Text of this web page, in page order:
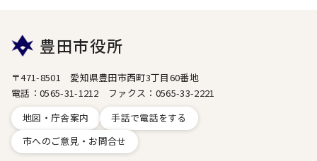
豊田市役所
〒471-8501 愛知県豊田市西町3丁目60番地
電話：0565-31-1212 ファクス：0565-33-2221
地図・庁舎案内
手話で電話をする
市へのご意見・お問合せ